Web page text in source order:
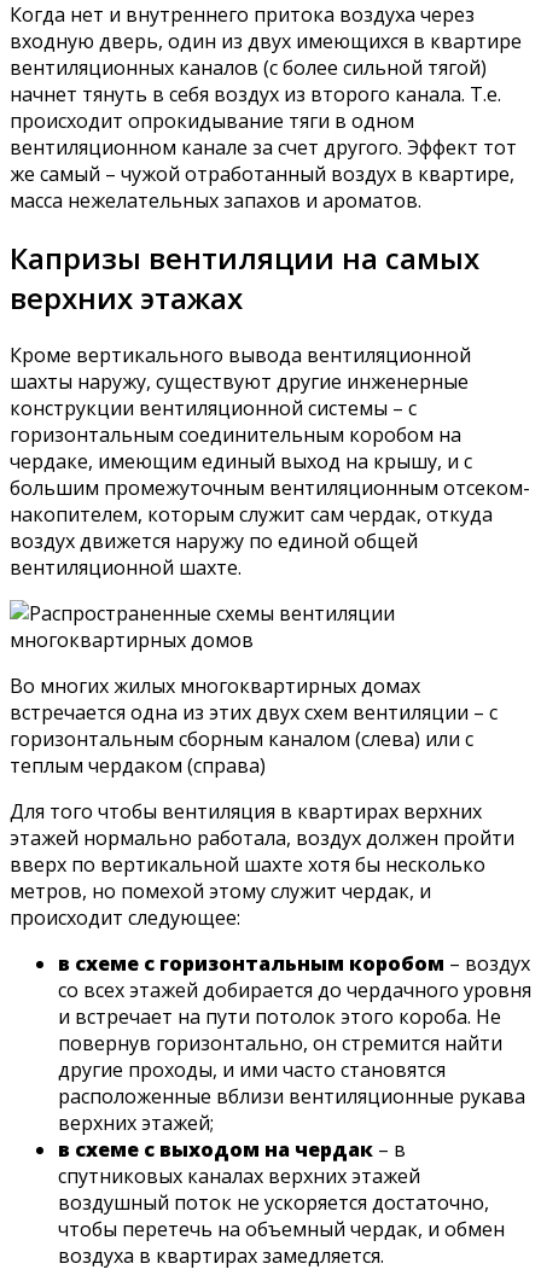
Когда нет и внутреннего притока воздуха через
входную дверь, один из двух имеющихся в квартире
вентиляционных каналов (с более сильной тягой)
начнет тянуть в себя воздух из второго канала. Т.е.
происходит опрокидывание тяги в одном
вентиляционном канале за счет другого. Эффект тот
же самый – чужой отработанный воздух в квартире,
масса нежелательных запахов и ароматов.
Капризы вентиляции на самых
верхних этажах
Кроме вертикального вывода вентиляционной
шахты наружу, существуют другие инженерные
конструкции вентиляционной системы – с
горизонтальным соединительным коробом на
чердаке, имеющим единый выход на крышу, и с
большим промежуточным вентиляционным отсеком-
накопителем, которым служит сам чердак, откуда
воздух движется наружу по единой общей
вентиляционной шахте.
Во многих жилых многоквартирных домах
встречается одна из этих двух схем вентиляции – с
горизонтальным сборным каналом (слева) или с
теплым чердаком (справа)
Для того чтобы вентиляция в квартирах верхних
этажей нормально работала, воздух должен пройти
вверх по вертикальной шахте хотя бы несколько
метров, но помехой этому служит чердак, и
происходит следующее:
в схеме с горизонтальным коробом – воздух
со всех этажей добирается до чердачного уровня
и встречает на пути потолок этого короба. Не
повернув горизонтально, он стремится найти
другие проходы, и ими часто становятся
расположенные вблизи вентиляционные рукава
верхних этажей;
в схеме с выходом на чердак – в
спутниковых каналах верхних этажей
воздушный поток не ускоряется достаточно,
чтобы перетечь на объемный чердак, и обмен
воздуха в квартирах замедляется.